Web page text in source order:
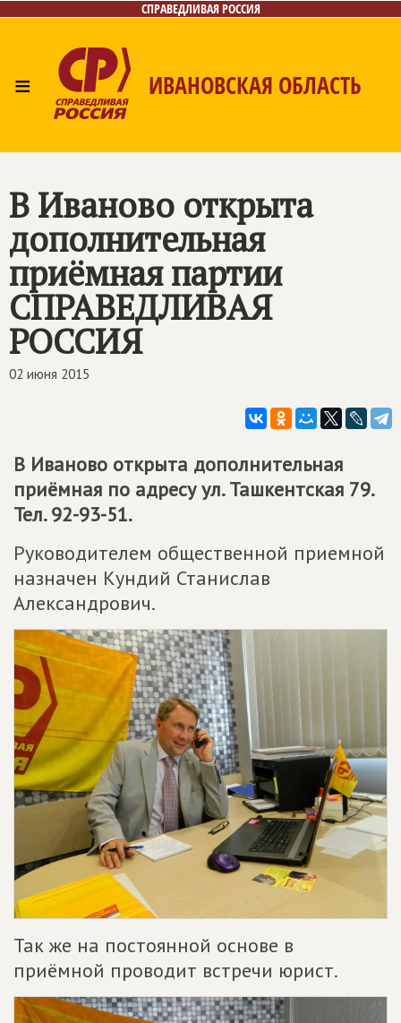
СПРАВЕДЛИВАЯ РОССИЯ
≡ ИВАНОВСКАЯ ОБЛАСТЬ
В Иваново открыта
дополнительная
приёмная партии
СПРАВЕДЛИВАЯ
РОССИЯ
02 июня 2015
В Иваново открыта дополнительная
приёмная по адресу ул. Ташкентская 79.
Тел. 92-93-51.
Руководителем общественной приемной
назначен Кундий Станислав
Александрович.
Так же на постоянной основе в
приёмной проводит встречи юрист.